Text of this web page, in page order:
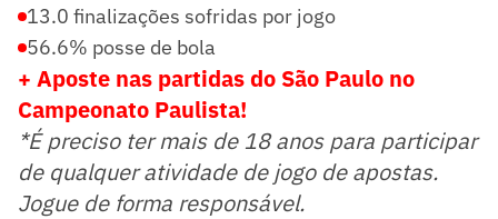
13.0 finalizações sofridas por jogo
56.6% posse de bola
+ Aposte nas partidas do São Paulo no
Campeonato Paulista!
*É preciso ter mais de 18 anos para participar
de qualquer atividade de jogo de apostas.
Jogue de forma responsável.